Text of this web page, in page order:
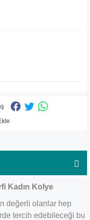
Kadın Kolye
değerli olanlar hep
tercih edebileceği bu